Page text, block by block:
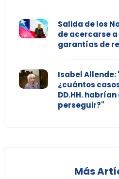
Salida de los
de acercarse
garantías de
Isabel Allende:
¿cuántos
DD.HH.
perseguir?"
Más